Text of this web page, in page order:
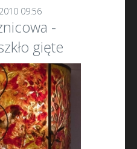
09:56
-
gięte